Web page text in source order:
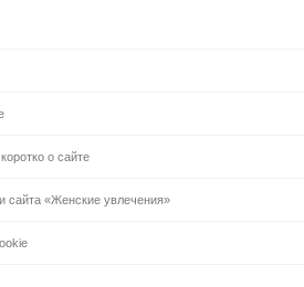
о сайте
сайта «Женские увлечения»